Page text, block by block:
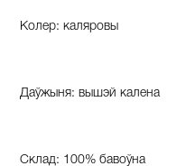
Колер: каляровы
Даўжыня: вышэй калена
Склад: 100% бавоўна